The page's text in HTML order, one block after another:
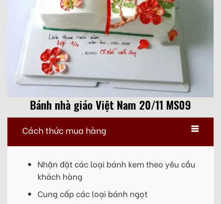
Bánh nhà giáo Việt Nam 20/11 MS09
Cách thức mua hàng
Nhận đặt các loại bánh kem theo yêu cầu
khách hàng
Cung cấp các loại bánh ngọt